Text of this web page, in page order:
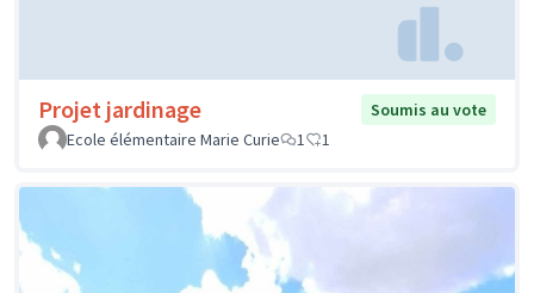
Projet jardinage
Soumis au vote
Ecole élémentaire Marie Curie
1 1